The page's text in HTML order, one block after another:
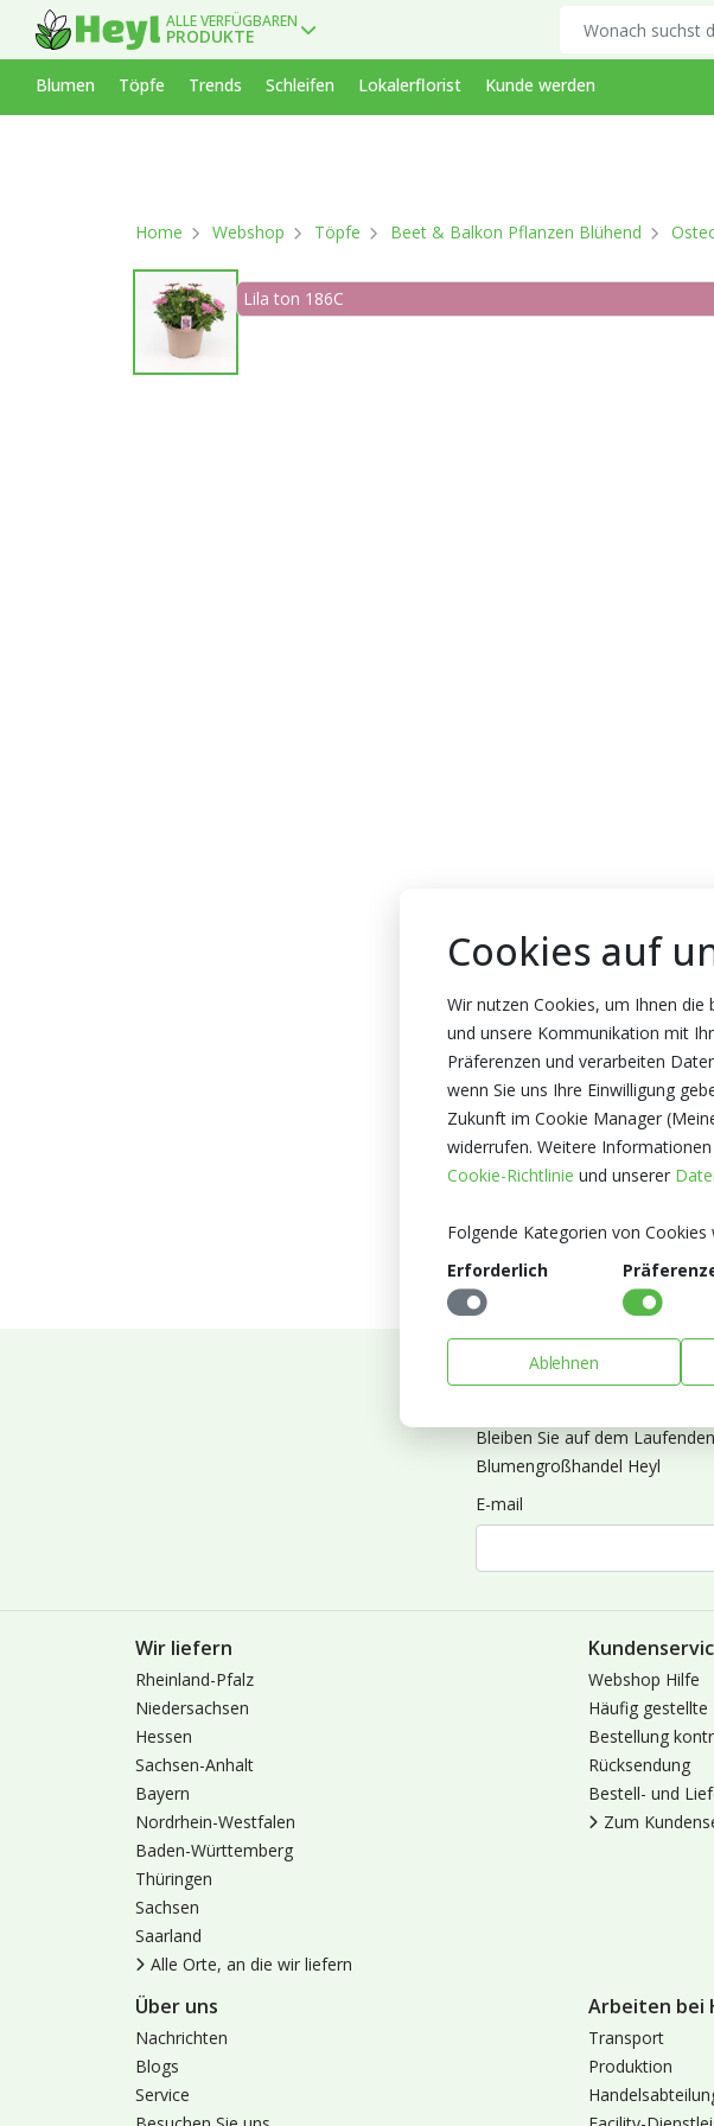
ALLE VERFÜGBAREN
PRODUKTE
Blumen Töpfe Trends Schleifen Lokalerflorist Kunde werden
Home Webshop Töpfe Beet & Balkon Pflanzen Blühend
Lila ton 186C
Bleiben Sie auf dem
Blumengroßhandel Heyl
E-mail
Wir liefern
Rheinland-Pfalz
Niedersachsen
Hessen
Sachsen-Anhalt
Bayern
Nordrhein-Westfalen
Baden-Württemberg
Thüringen
Sachsen
Saarland
Alle Orte, an die wir liefern
Webshop Hilfe
Häufig gestellte
Bestellung
Rücksendung
Bestell- und
Zum
Über uns
Nachrichten
Blogs
Service
Arbeiten bei
Transport
Produktion
Cookies auf
Wir nutzen Cookies, um Ihnen
und unsere Kommunikation mit
Präferenzen und verarbeiten
wenn Sie uns Ihre Einwilligung
Zukunft im Cookie Manager
widerrufen. Weitere
Cookie-Richtlinie und unserer
Folgende Kategorien von
Erforderlich
Ablehnen